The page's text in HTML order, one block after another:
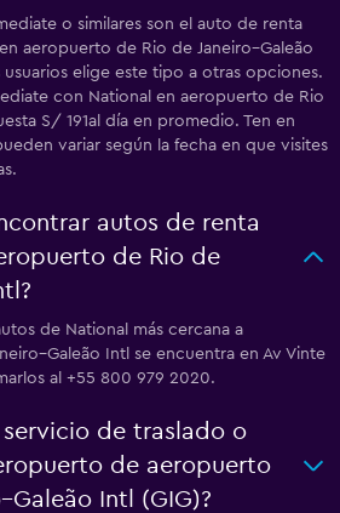
o similares son el auto de renta
aeropuerto de Rio de Janeiro–Galeão
usuarios elige este tipo a otras opciones.
con National en aeropuerto de Rio
S/ 191al día en promedio. Ten en
variar según la fecha en que visites
autos de renta
de Rio de
de National más cercana a
Intl se encuentra en Av Vinte
al +55 800 979 2020.
de traslado o
de aeropuerto
Intl (GIG)?